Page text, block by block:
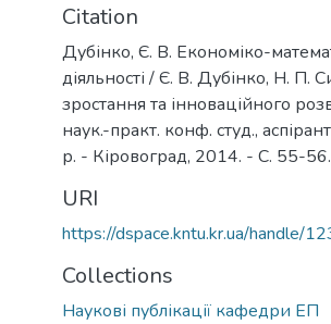
Citation
Дубінко, Є. В. Економіко-
діяльності / Є. В. Дубінко, Н. П.
зростання та інноваційного
наук.-практ. конф. студ.,
р. - Кіровоград, 2014. - С. 55-56.
URI
https://dspace.kntu.kr.ua/handle/
Collections
Наукові публікації кафедри ЕП